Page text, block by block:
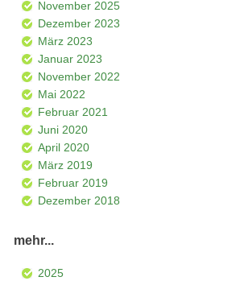
November 2025
Dezember 2023
März 2023
Januar 2023
November 2022
Mai 2022
Februar 2021
Juni 2020
April 2020
März 2019
Februar 2019
Dezember 2018
mehr...
2025